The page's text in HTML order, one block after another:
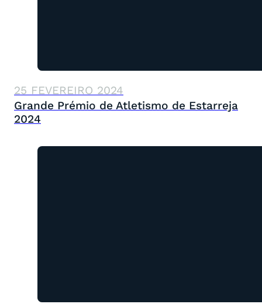
25 FEVEREIRO 2024
Grande Prémio de Atletismo de Estarreja
2024